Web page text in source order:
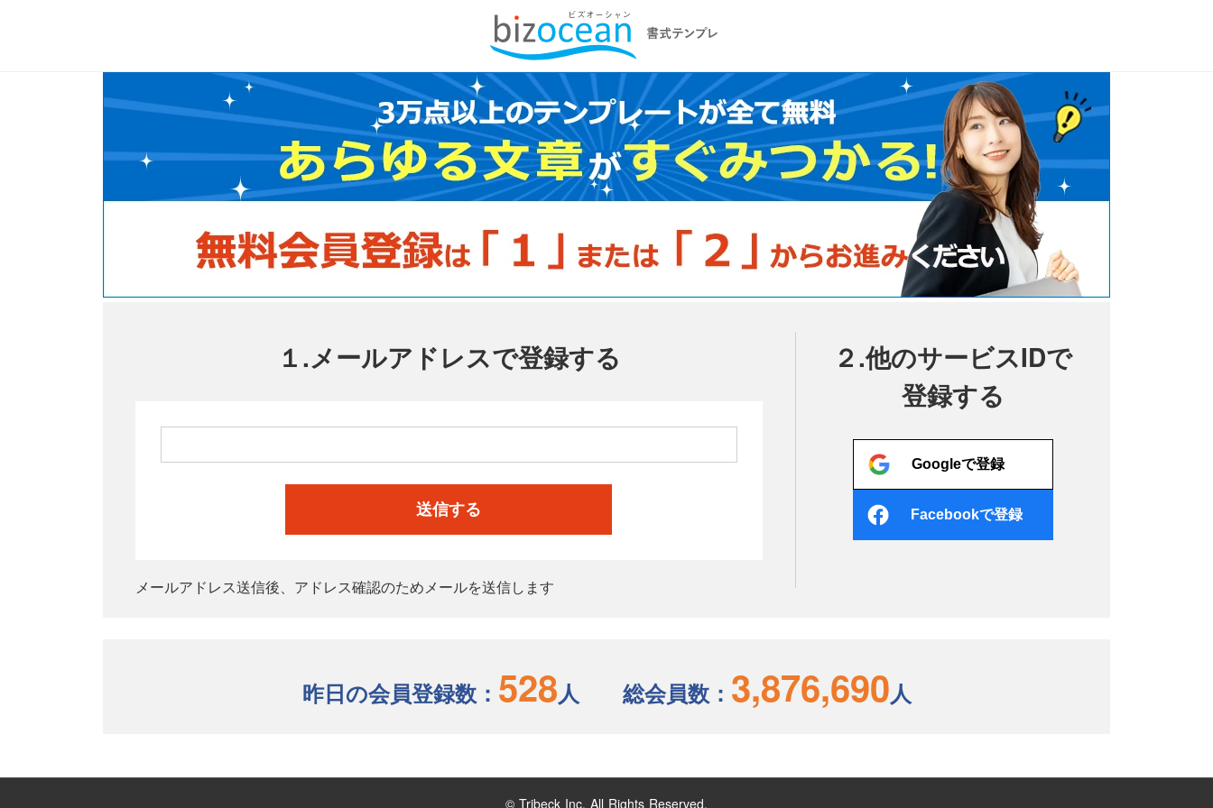
１.メールアドレスで登録する
送信する
メールアドレス送信後、アドレス確認のためメールを送信します
２.他のサービスIDで
登録する
Googleで登録
Facebookで登録
昨日の会員登録数： 528人 総会員数： 3,876,690人
© Tribeck Inc. All Rights Reserved.